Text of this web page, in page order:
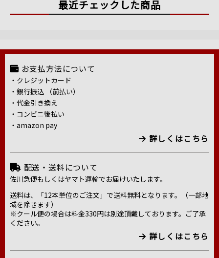
最近チェックした商品
お支払方法について
・クレジットカード
・銀行振込 （前払い）
・代金引き換え
・コンビニ後払い
・amazon pay
詳しくはこちら
配送・送料について
佐川急便もしくはヤマト運輸でお届けいたします。
送料は、「12本単位のご注文」で送料無料となります。（一部地
域を除きます）
※クール便の場合は料金330円は別途頂戴しております。ご了承
ください。
詳しくはこちら